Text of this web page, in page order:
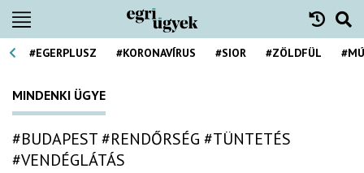
#EGERPLUSZ #KORONAVÍRUS #SIOR #ZÖLDFÜL
MINDENKI ÜGYE
#BUDAPEST#RENDŐRSÉG #TÜNTETÉS
#VENDÉGLÁTÁS